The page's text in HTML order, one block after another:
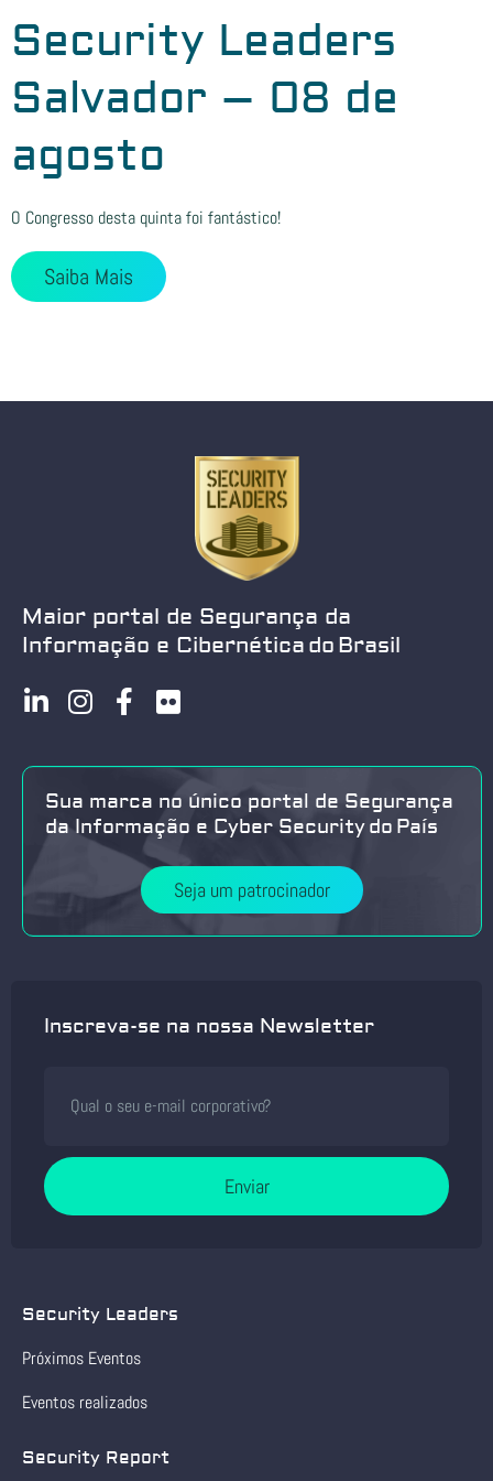
Security Leaders
Salvador – 08 de
agosto
O Congresso desta quinta foi fantástico!
Saiba Mais
Maior portal de Segurança da
Informação e Cibernética do Brasil
Sua marca no único portal de Segurança
da Informação e Cyber Security do País
Seja um patrocinador
Inscreva-se na nossa Newsletter
Enviar
Security Leaders
Próximos Eventos
Eventos realizados
Security Report